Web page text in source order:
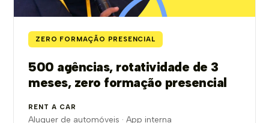
ZERO FORMAÇÃO PRESENCIAL
500 agências, rotatividade de 3
meses, zero formação presencial
RENT A CAR
Aluguer de automóveis · App interna